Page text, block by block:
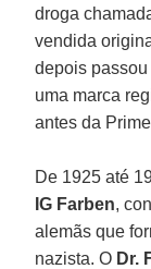
droga
vendida
depois
uma marca
antes da
De 1925 até
IG Farben,
alemãs que
nazista. O Dr.